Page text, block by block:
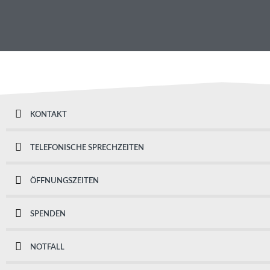
KONTAKT
TELEFONISCHE SPRECHZEITEN
ÖFFNUNGSZEITEN
SPENDEN
NOTFALL